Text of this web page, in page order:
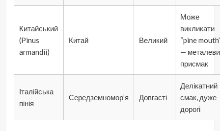
Китайський
(Pinus
armandii)
Китай Великий
Може
викликати
“pine
—
присмак
Італійська
пінія
Середземномор’я Довгасті
Делікатний
смак, дуже
дорогі